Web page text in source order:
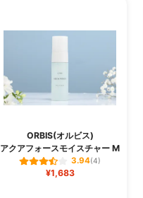
ORBIS(オルビス)
アクアフォースモイスチャー M
3.94(4)
¥1,683